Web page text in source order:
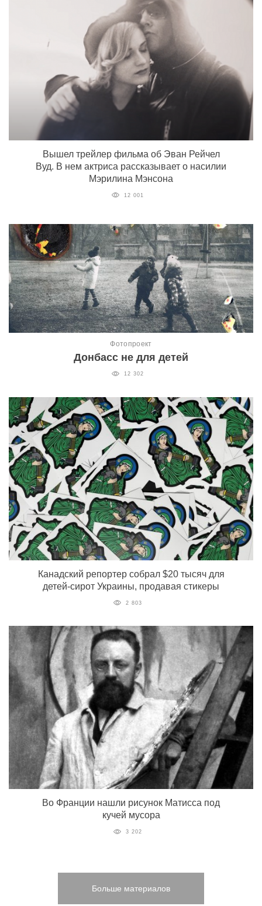
Вышел трейлер фильма об Эван Рейчел
Вуд. В нем актриса рассказывает о насилии
Мэрилина Мэнсона
12 001
Фотопроект
Донбасс не для детей
12 302
Канадский репортер собрал $20 тысяч для
детей-сирот Украины, продавая стикеры
2 803
Во Франции нашли рисунок Матисса под
кучей мусора
3 202
Больше материалов